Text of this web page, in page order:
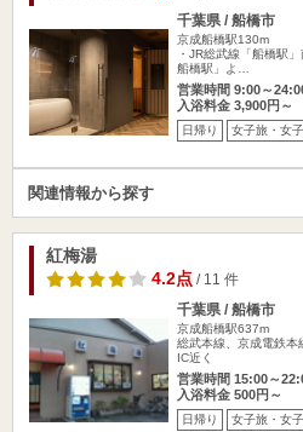
千葉県 / 船橋市
京成船橋駅130m
・JR総武線「船橋駅
船橋駅」よ…
営業時間 9:00～
入浴料金 3,900円～
日帰り 女子旅・女
関連情報から探す
紅梅湯
4.2点/ 11 件
千葉県 / 船橋市
京成船橋駅637m
総武本線、京成電鉄
IC近く
営業時間 15:00～
入浴料金 500円～
日帰り 女子旅・女